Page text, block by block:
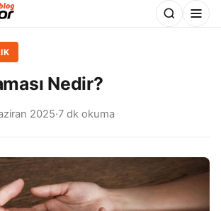
Nedir?
2025·7 dk okuma